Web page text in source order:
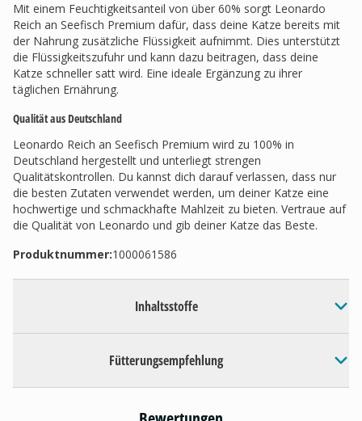
Mit einem Feuchtigkeitsanteil von über 60% sorgt Leonardo
Reich an Seefisch Premium dafür, dass deine Katze bereits mit
der Nahrung zusätzliche Flüssigkeit aufnimmt. Dies unterstützt
die Flüssigkeitszufuhr und kann dazu beitragen, dass deine
Katze schneller satt wird. Eine ideale Ergänzung zu ihrer
täglichen Ernährung.
Qualität aus Deutschland
Leonardo Reich an Seefisch Premium wird zu 100% in
Deutschland hergestellt und unterliegt strengen
Qualitätskontrollen. Du kannst dich darauf verlassen, dass nur
die besten Zutaten verwendet werden, um deiner Katze eine
hochwertige und schmackhafte Mahlzeit zu bieten. Vertraue auf
die Qualität von Leonardo und gib deiner Katze das Beste.
Produktnummer:1000061586
Inhaltsstoffe
Fütterungsempfehlung